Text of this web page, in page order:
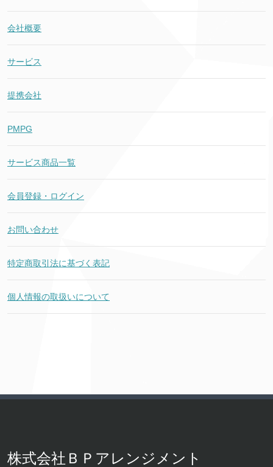
会社概要
サービス
提携会社
PMPG
サービス商品一覧
会員登録・ログイン
お問い合わせ
特定商取引法に基づく表記
個人情報の取扱いについて
株式会社ＢＰアレンジメント